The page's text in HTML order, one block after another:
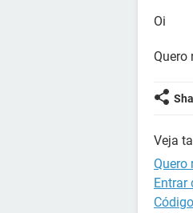
Oi
Quero
Veja
Quero
Entrar